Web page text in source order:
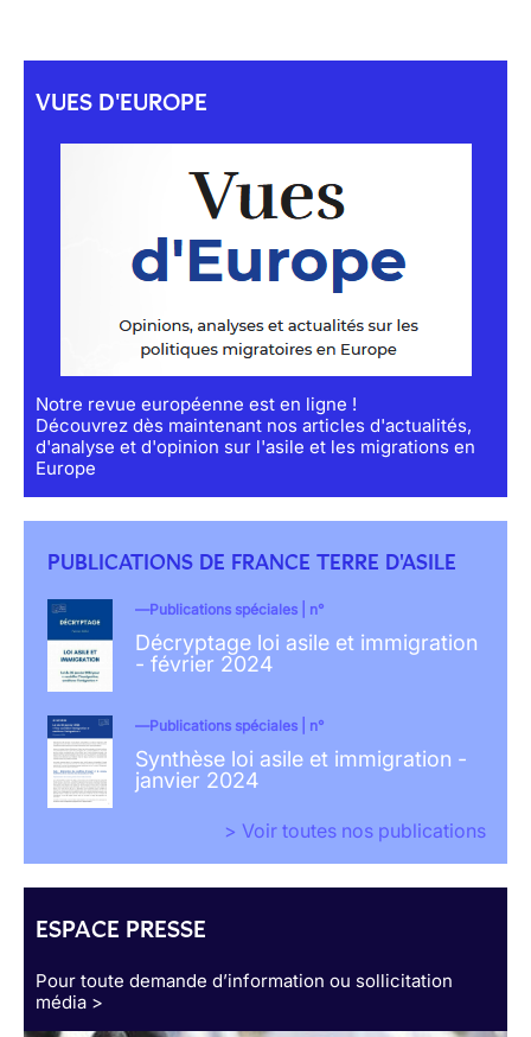
VUES D'EUROPE
Notre revue européenne est en ligne !
Découvrez dès maintenant nos articles d'actualités,
d'analyse et d'opinion sur l'asile et les migrations en
Europe
PUBLICATIONS DE FRANCE TERRE D'ASILE
Publications spéciales | n°
Décryptage loi asile et immigration
- février 2024
Publications spéciales | n°
Synthèse loi asile et immigration -
janvier 2024
> Voir toutes nos publications
ESPACE PRESSE
Pour toute demande d’information ou sollicitation
média >